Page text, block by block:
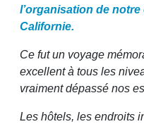
l’organisation de
Californie.
Ce fut un voyage
excellent à tous les
vraiment dépassé nos
Les hôtels, les endroits